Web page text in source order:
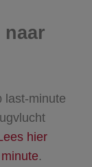
last-minute
hier
.